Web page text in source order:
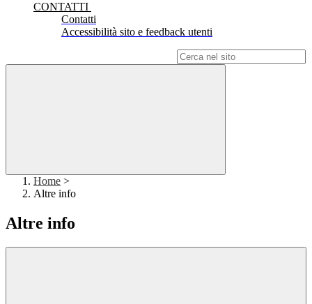
CONTATTI
Contatti
Accessibilità sito e feedback utenti
Home >
Altre info
Altre info